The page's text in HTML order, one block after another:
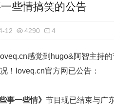
些情搞笑的公告
12 4290 4
感觉到hugo&阿智主持
！loveq.cn官方网已公告：
事一些情》 节目现已结束与广